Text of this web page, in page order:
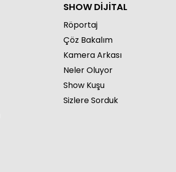
SHOW DİJİTAL
Röportaj
Çöz Bakalım
Kamera Arkası
Neler Oluyor
Show Kuşu
Sizlere Sorduk